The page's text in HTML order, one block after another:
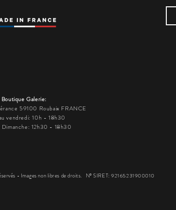
Boutique Galerie:
59100 Roubaix FRANCE
vendredi: 10h - 18h30
Dimanche: 12h30 - 18h30
- Images non libres de droits. N° SIRET: 92165231900010